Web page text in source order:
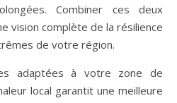
Combiner ces deux
vision complète de la résilience
de votre région.
adaptées à votre zone de
local garantit une meilleure